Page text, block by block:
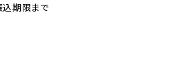
込期限まで